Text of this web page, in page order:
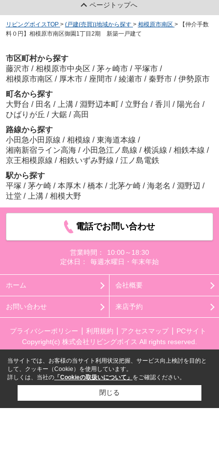
ページトップへ
リビングボイスTOP > (戸建(売買))地域から探す > 相模原市南区 >
【仲介手数
料０円】相模原市南区御園1丁目2期 新築一戸建て
市区町村から探す
藤沢市 / 相模原市中央区 / 茅ヶ崎市 / 平塚市 /
相模原市南区 / 厚木市 / 座間市 / 綾瀬市 / 秦野市 / 伊勢原市
町名から探す
大野台 / 田名 / 上溝 / 淵野辺本町 / 立野台 / 香川 / 陽光台 /
ひばりが丘 / 大鋸 / 高田
路線から探す
小田急小田原線 / 相模線 / 東海道本線 /
湘南新宿ライン高海 / 小田急江ノ島線 / 横浜線 / 相鉄本線 /
京王相模原線 / 相鉄いずみ野線 / 江ノ島電鉄
駅から探す
平塚 / 茅ケ崎 / 本厚木 / 橋本 / 北茅ケ崎 / 海老名 / 淵野辺 /
辻堂 / 上溝 / 相模大野
電話でお問い合わせ
営業時間：
10:00～18:30
定休日：
毎週水曜日・年末年始
ホーム 会社概要
お問い合わせ 来店予約
プライバシーポリシー 利用規約 アクセスマップ
PCサイト
Copyright(c) 株式会社リビングボイス All rights reserved.
当サイトでは、お客様の当サイト利用状況把握、サービス向上検討を目的と
して、クッキー（Cookie）を使用しています。
詳しくは、当社の 「Cookieの取扱いについて」 をご確認ください。
閉じる